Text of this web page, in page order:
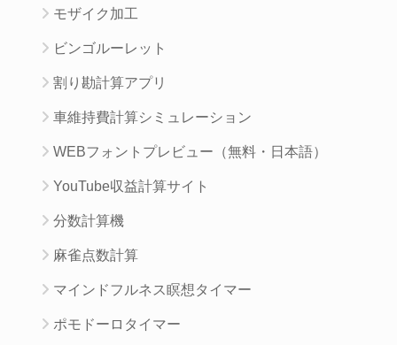
モザイク加工
ビンゴルーレット
割り勘計算アプリ
車維持費計算シミュレーション
WEBフォントプレビュー（無料・日本語）
YouTube収益計算サイト
分数計算機
麻雀点数計算
マインドフルネス瞑想タイマー
ポモドーロタイマー